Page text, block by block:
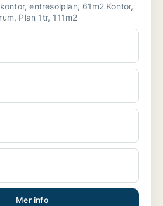
entresolplan, 61m2 Kontor,
Plan 1tr, 111m2
Mer info